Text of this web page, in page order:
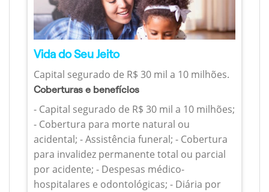
Vida do Seu Jeito
Capital segurado de R$ 30 mil a 10 milhões.
Coberturas e benefícios
- Capital segurado de R$ 30 mil a 10 milhões;
- Cobertura para morte natural ou
acidental; - Assistência funeral; - Cobertura
para invalidez permanente total ou parcial
por acidente; - Despesas médico-
hospitalares e odontológicas; - Diária por